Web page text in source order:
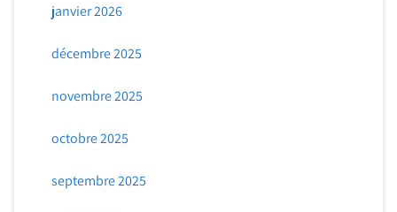
janvier 2026
décembre 2025
novembre 2025
octobre 2025
septembre 2025